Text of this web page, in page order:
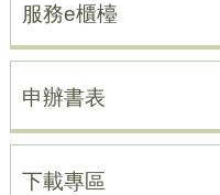
服務e櫃檯
申辦書表
下載專區